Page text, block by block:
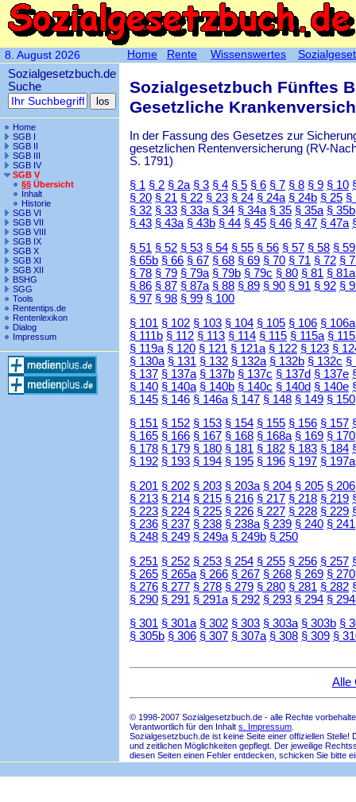
8. August 2026
Sozialgesetzbuch.de
Suche
Home
SGB I
SGB II
SGB III
SGB IV
SGB V
§§ Übersicht
Inhalt
Historie
SGB VI
SGB VII
SGB VIII
SGB IX
SGB X
SGB XI
SGB XII
BSHG
SGG
Tools
Rententips.de
Rentenlexikon
Dialog
Impressum
Sozialgesetzbuch Fünftes
Gesetzliche
In der Fassung des Gesetzes zur
gesetzlichen Rentenversicherung (RV-
S. 1791)
§ 1 § 2 § 2a § 3 § 4 § 5 § 6 § 7 § 8 § 9 § 10
§ 20 § 21 § 22 § 23 § 24 § 24a § 24b § 25 §
§ 32 § 33 § 33a § 34 § 34a § 35 § 35a § 35b
§ 43 § 43a § 43b § 44 § 45 § 46 § 47 § 47a
§ 51 § 52 § 53 § 54 § 55 § 56 § 57 § 58 § 59
§ 65b § 66 § 67 § 68 § 69 § 70 § 71 § 72 §
§ 78 § 79 § 79a § 79b § 79c § 80 § 81 § 81a
§ 86 § 87 § 87a § 88 § 89 § 90 § 91 § 92 §
§ 97 § 98 § 99 § 100
§ 101 § 102 § 103 § 104 § 105 § 106 § 106a
§ 111b § 112 § 113 § 114 § 115 § 115a §
§ 119a § 120 § 121 § 121a § 122 § 123 §
§ 130a § 131 § 132 § 132a § 132b § 132c §
§ 137 § 137a § 137b § 137c § 137d § 137e
§ 140 § 140a § 140b § 140c § 140d § 140e
§ 145 § 146 § 146a § 147 § 148 § 149 § 150
§ 151 § 152 § 153 § 154 § 155 § 156 § 157
§ 165 § 166 § 167 § 168 § 168a § 169 § 170
§ 178 § 179 § 180 § 181 § 182 § 183 § 184
§ 192 § 193 § 194 § 195 § 196 § 197 § 197a
§ 201 § 202 § 203 § 203a § 204 § 205 § 206
§ 213 § 214 § 215 § 216 § 217 § 218 § 219
§ 223 § 224 § 225 § 226 § 227 § 228 § 229
§ 236 § 237 § 238 § 238a § 239 § 240 § 241
§ 248 § 249 § 249a § 249b § 250
§ 251 § 252 § 253 § 254 § 255 § 256 § 257
§ 265 § 265a § 266 § 267 § 268 § 269 § 270
§ 276 § 277 § 278 § 279 § 280 § 281 § 282
§ 290 § 291 § 291a § 292 § 293 § 294 §
§ 301 § 301a § 302 § 303 § 303a § 303b §
§ 305b § 306 § 307 § 307a § 308 § 309 §
Alle
© 1998-2007 Sozialgesetzbuch.de - alle Rechte
Verantwortlich für den Inhalt s. Impressum
Sozialgesetzbuch.de ist keine Seite einer offiziellen
und zeitlichen Möglichkeiten gepflegt. Der jeweilige
diesen Seiten einen Fehler entdecken, schicken Sie bitte
Home Rente Wissenswertes